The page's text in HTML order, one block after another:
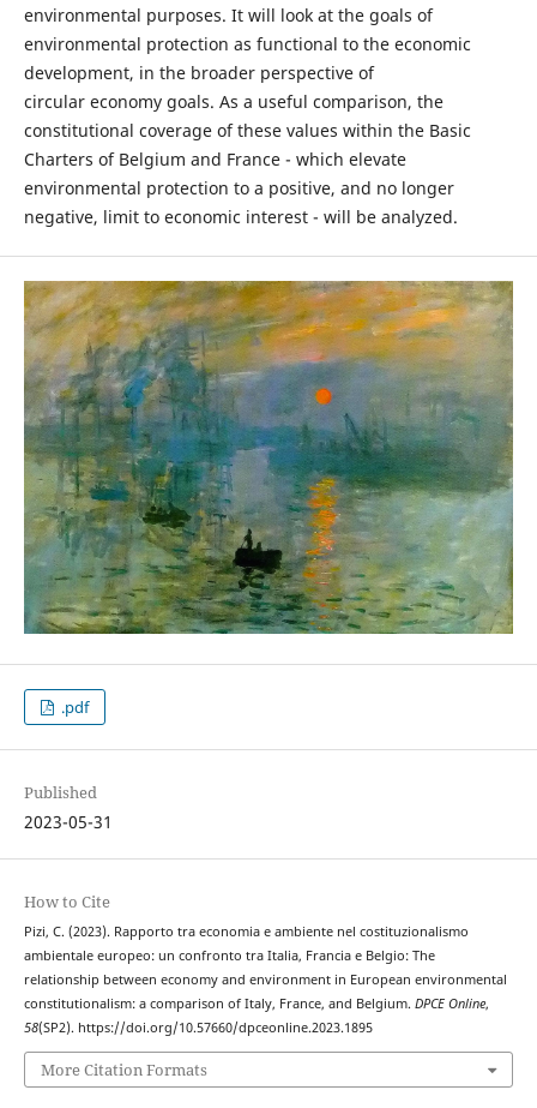
environmental purposes. It will look at the goals of
environmental protection as functional to the economic
development, in the broader perspective of
circular economy goals. As a useful comparison, the
constitutional coverage of these values within the Basic
Charters of Belgium and France - which elevate
environmental protection to a positive, and no longer
negative, limit to economic interest - will be analyzed.
.pdf
Published
2023-05-31
How to Cite
Pizi, C. (2023). Rapporto tra economia e ambiente nel costituzionalismo
ambientale europeo: un confronto tra Italia, Francia e Belgio: The
relationship between economy and environment in European environmental
constitutionalism: a comparison of Italy, France, and Belgium. DPCE Online,
58(SP2). https://doi.org/10.57660/dpceonline.2023.1895
More Citation Formats